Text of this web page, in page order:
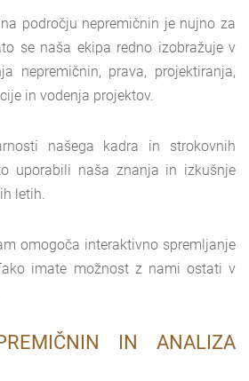
področju nepremičnin je nujno za
se naša ekipa redno izobražuje v
nepremičnin, prava, projektiranja,
in vodenja projektov.
našega kadra in strokovnih
uporabili naša znanja in izkušnje
letih.
omogoča interaktivno spremljanje
imate možnost z nami ostati v
IN ANALIZA